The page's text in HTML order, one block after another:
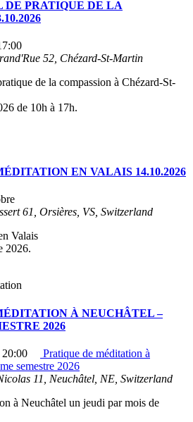
DE PRATIQUE DE LA
52, Chézard-St-Martin
de la compassion à Chézard-St-
de 10h à 17h.
EN VALAIS 14.10.2026
61, Orsières, VS, Switzerland
Valais
2026.
À NEUCHÂTEL –
2026
20:00
Pratique de méditation à
semestre 2026
11, Neuchâtel, NE, Switzerland
à Neuchâtel un jeudi par mois de